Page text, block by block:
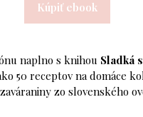
Kúpiť ebook
naplno s knihou Sladká
50 receptov na domáce
zo slovenského